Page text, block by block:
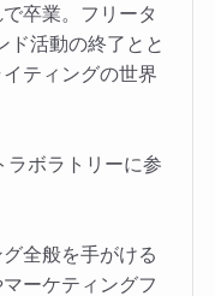
卒業。フリータ
ド活動の終了とと
ティングの世界
ラボラトリーに参
全般を手がける
ーケティングフ